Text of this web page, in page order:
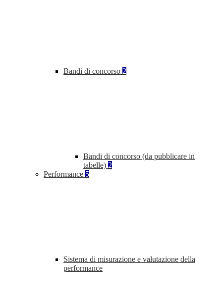
Bandi di concorso 2
Bandi di concorso (da pubblicare in
tabelle) 2
Performance 5
Sistema di misurazione e valutazione della
performance